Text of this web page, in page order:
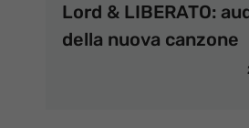
Lord & LIBERATO:
della nuova canzone